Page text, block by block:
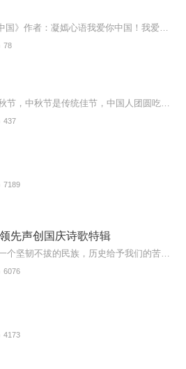
78
437
7189
先声创国庆诗歌特辑
6076
4173